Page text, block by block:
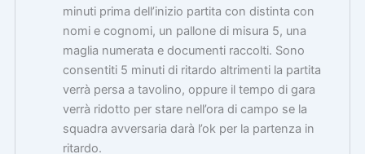
minuti prima dell’inizio partita con distinta con
nomi e cognomi, un pallone di misura 5, una
maglia numerata e documenti raccolti. Sono
consentiti 5 minuti di ritardo altrimenti la partita
verrà persa a tavolino, oppure il tempo di gara
verrà ridotto per stare nell’ora di campo se la
squadra avversaria darà l’ok per la partenza in
ritardo.